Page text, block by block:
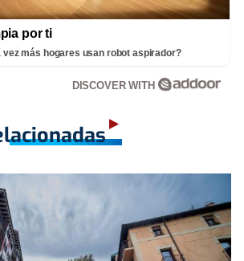
por ti
vez más hogares usan robot aspirador?
DISCOVER WITH